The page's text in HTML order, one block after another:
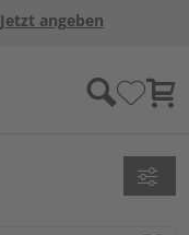
Jetzt angeben